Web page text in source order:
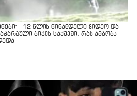
- 12 წლის წინანდელი ვიდეო და
ბიჭის საქმეში: რას ამბობს